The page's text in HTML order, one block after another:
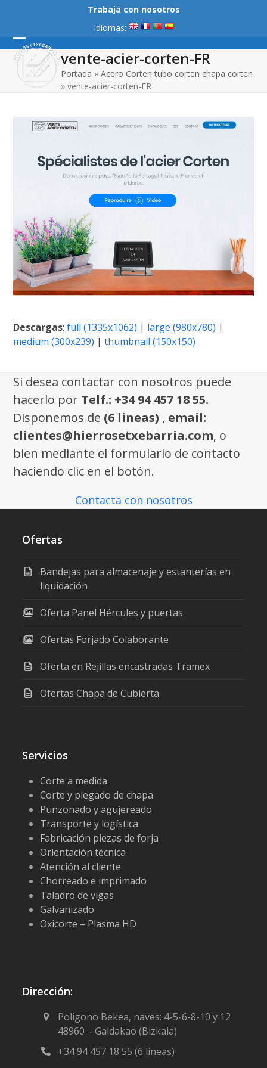
content
Trabaja con nosotros
Idiomas:
Open
mobile
menu
Close
mobile
menu
vente-acier-corten-FR
Portada »Acero Corten tubo corten chapa corten
»vente-acier-corten-FR
Descargas:full (1335x1062) | large (980x780) |
medium (300x239) |thumbnail (150x150)
Si desea contactar con nosotros puede
hacerlo por Telf.: +34 94 457 18 55.
Disponemos de (6 lineas) , email:
clientes@hierrosetxebarria.com, o
bien mediante el formulario de contacto
haciendo clic en el botón.
Contacta con nosotros
Ofertas
Bandejas para almacenaje y estanterías en
liquidación
Oferta Panel Hércules y puertas
Ofertas Forjado Colaborante
Oferta en Rejillas encastradas Tramex
Ofertas Chapa de Cubierta
Servicios
Corte a medida
Corte y plegado de chapa
Punzonado y agujereado
Transporte y logística
Fabricación piezas de forja
Orientación técnica
Atención al cliente
Chorreado e imprimado
Taladro de vigas
Galvanizado
Oxicorte – Plasma HD
Dirección:
Poligono Bekea, naves: 4-5-6-8-10 y 12
48960 – Galdakao (Bizkaia)
+34 94 457 18 55 (6 lineas)